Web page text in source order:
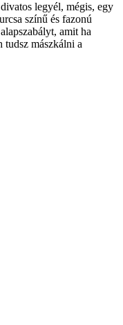
legyél, mégis, egy
színű és fazonú
amit ha
tudsz mászkálni a